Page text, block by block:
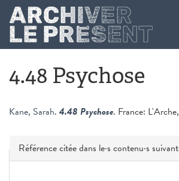
Aller au contenu principal
4.48 Psychose
Kane, Sarah. 4.48 Psychose. France:
Masquer
Référence citée dans le·s contenu·s